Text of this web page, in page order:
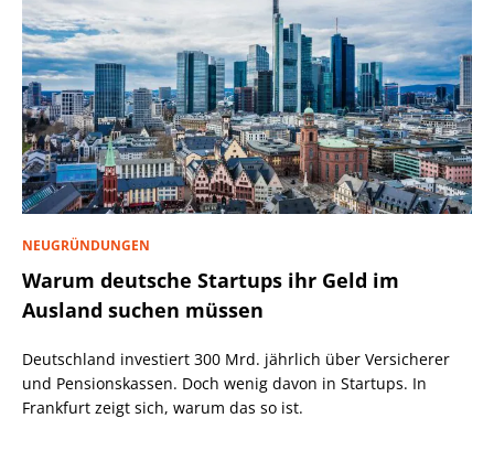
NEUGRÜNDUNGEN
Warum deutsche Startups ihr Geld im
Ausland suchen müssen
Deutschland investiert 300 Mrd. jährlich über Versicherer
und Pensionskassen. Doch wenig davon in Startups. In
Frankfurt zeigt sich, warum das so ist.